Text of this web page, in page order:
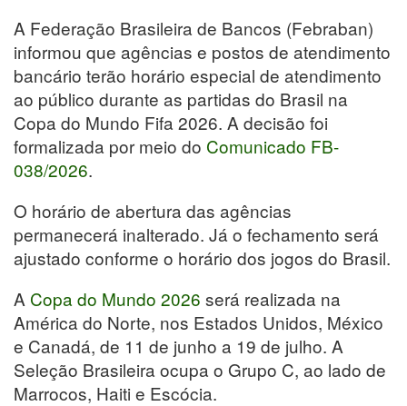
A Federação Brasileira de Bancos (Febraban)
informou que agências e postos de atendimento
bancário terão horário especial de atendimento
ao público durante as partidas do Brasil na
Copa do Mundo Fifa 2026. A decisão foi
formalizada por meio do Comunicado FB-
038/2026.
O horário de abertura das agências
permanecerá inalterado. Já o fechamento será
ajustado conforme o horário dos jogos do Brasil.
A Copa do Mundo 2026 será realizada na
América do Norte, nos Estados Unidos, México
e Canadá, de 11 de junho a 19 de julho. A
Seleção Brasileira ocupa o Grupo C, ao lado de
Marrocos, Haiti e Escócia.